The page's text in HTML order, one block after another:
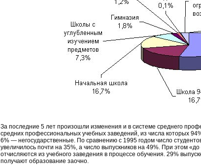
За последние 5 лет произошли изменения и в системе среднего
средних профессиональных учебных заведений, из числа которых
6% — негосударственные. По сравнению с 1995 годом число
увеличилось почти на 35%, а число выпускников на 49%. При этом
отчисляются из учебного заведения в процессе обучения. 29%
получают образование заочно.